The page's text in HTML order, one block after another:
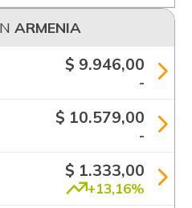
ARMENIA
$ 9.946,00
-
$ 10.579,00
-
$ 1.333,00
+13,16%